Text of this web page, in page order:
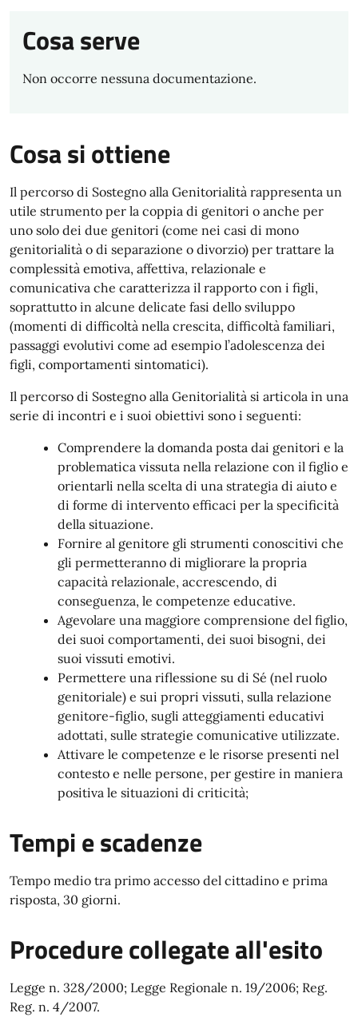
Cosa serve
Non occorre nessuna documentazione.
Cosa si ottiene
Il percorso di Sostegno alla Genitorialità rappresenta un
utile strumento per la coppia di genitori o anche per
uno solo dei due genitori (come nei casi di mono
genitorialità o di separazione o divorzio) per trattare la
complessità emotiva, affettiva, relazionale e
comunicativa che caratterizza il rapporto con i figli,
soprattutto in alcune delicate fasi dello sviluppo
(momenti di difficoltà nella crescita, difficoltà familiari,
passaggi evolutivi come ad esempio l’adolescenza dei
figli, comportamenti sintomatici).
Il percorso di Sostegno alla Genitorialità si articola in una
serie di incontri e i suoi obiettivi sono i seguenti:
Comprendere la domanda posta dai genitori e la
problematica vissuta nella relazione con il figlio e
orientarli nella scelta di una strategia di aiuto e
di forme di intervento efficaci per la specificità
della situazione.
Fornire al genitore gli strumenti conoscitivi che
gli permetteranno di migliorare la propria
capacità relazionale, accrescendo, di
conseguenza, le competenze educative.
Agevolare una maggiore comprensione del figlio,
dei suoi comportamenti, dei suoi bisogni, dei
suoi vissuti emotivi.
Permettere una riflessione su di Sé (nel ruolo
genitoriale) e sui propri vissuti, sulla relazione
genitore-figlio, sugli atteggiamenti educativi
adottati, sulle strategie comunicative utilizzate.
Attivare le competenze e le risorse presenti nel
contesto e nelle persone, per gestire in maniera
positiva le situazioni di criticità;
Tempi e scadenze
Tempo medio tra primo accesso del cittadino e prima
risposta, 30 giorni.
Procedure collegate all'esito
Legge n. 328/2000; Legge Regionale n. 19/2006; Reg.
Reg. n. 4/2007.